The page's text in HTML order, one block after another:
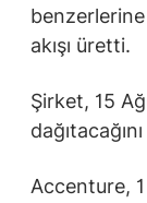
akışı üretti.
Şirket, 15
Accenture,